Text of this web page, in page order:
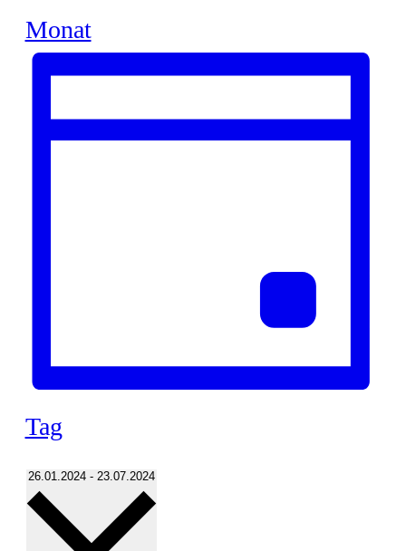
Monat
Tag
26.01.2024 - 23.07.2024